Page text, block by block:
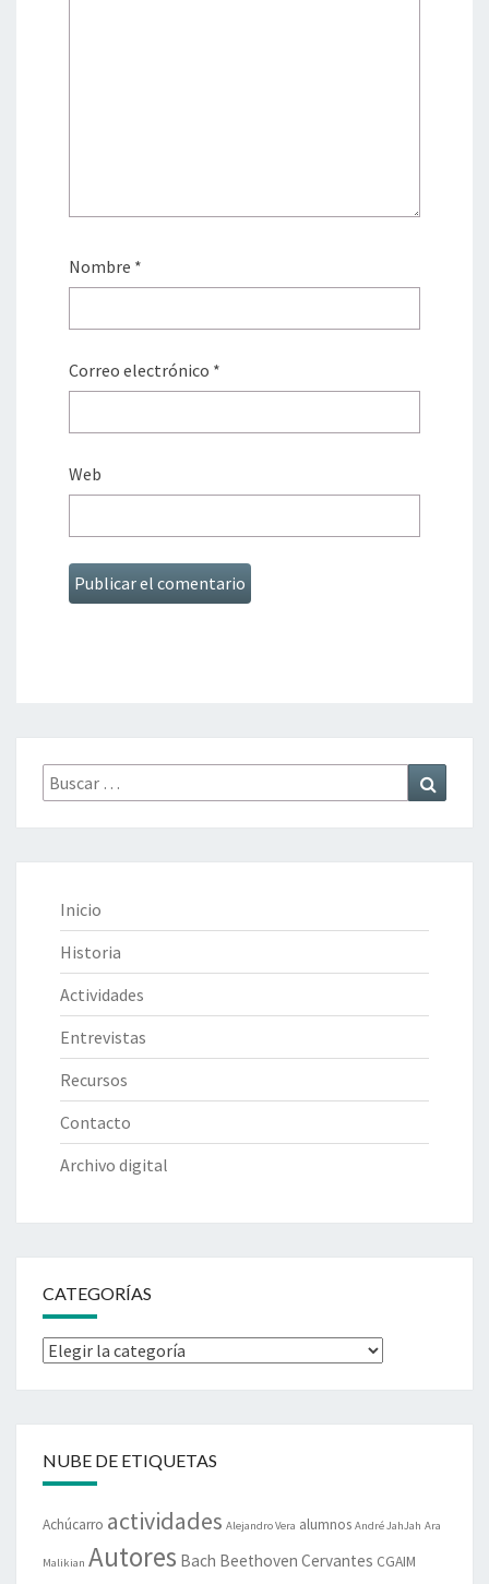
Nombre *
Correo electrónico *
Web
Buscar
por:
Inicio
Historia
Actividades
Entrevistas
Recursos
Contacto
Archivo digital
CATEGORÍAS
Categorías
NUBE DE ETIQUETAS
Achúcarro actividades Alejandro Vera alumnos André JahJah Ara
Malikian Autores Bach Beethoven Cervantes CGAIM